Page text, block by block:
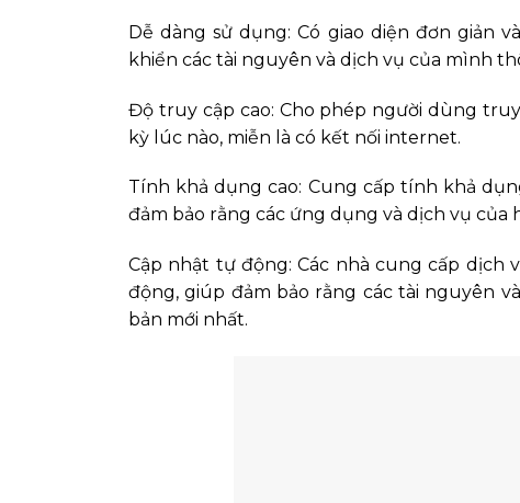
Dễ dàng sử dụng: Có giao diện đơn giản
khiển các tài nguyên và dịch vụ của mình
Độ truy cập cao: Cho phép người dùng
kỳ lúc nào, miễn là có kết nối internet.
Tính khả dụng cao: Cung cấp tính khả
đảm bảo rằng các ứng dụng và dịch vụ của
Cập nhật tự động: Các nhà cung cấp
động, giúp đảm bảo rằng các tài nguyên
bản mới nhất.